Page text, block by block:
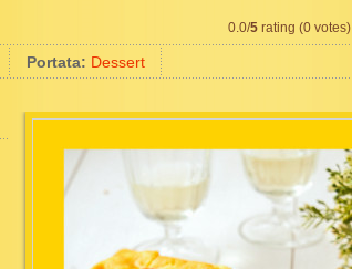
0.0/5 rating (0 votes)
Portata: Dessert